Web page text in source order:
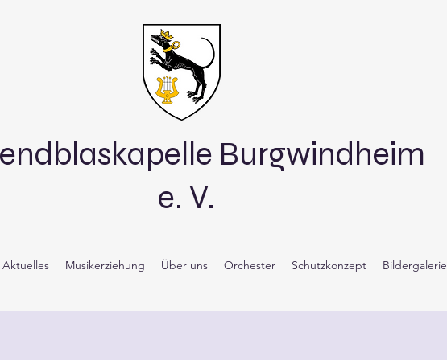
Burgwindheim
e. V.
Aktuelles Musikerziehung Über uns Orchester Schutzkonzept Bildergalerie